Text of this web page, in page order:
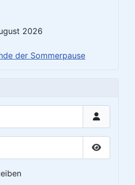
2026
der Sommerpause
Passwort